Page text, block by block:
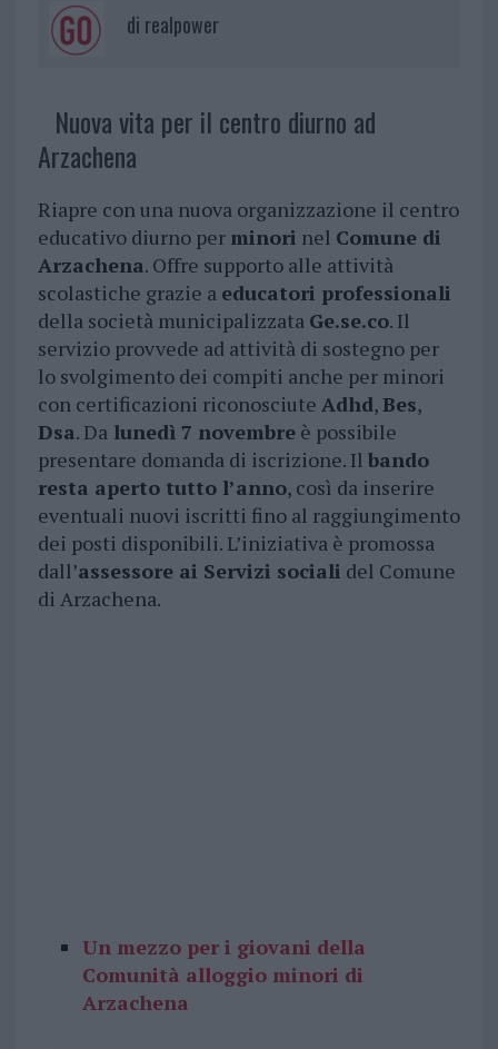
di realpower
Nuova vita per il centro diurno ad
Arzachena
Riapre con una nuova organizzazione il centro
educativo diurno per minori nel Comune di
Arzachena. Offre supporto alle attività
scolastiche grazie a educatori professionali
della società municipalizzata Ge.se.co. Il
servizio provvede ad attività di sostegno per
lo svolgimento dei compiti anche per minori
con certificazioni riconosciute Adhd,Bes,
Dsa. Dalunedì 7 novembreè possibile
presentare domanda di iscrizione. Il bando
resta aperto tutto l’anno, così da inserire
eventuali nuovi iscritti fino al raggiungimento
dei posti disponibili. L’iniziativa è promossa
dall’assessore ai Servizi sociali del Comune
di Arzachena.
Un mezzo per i giovani della
Comunità alloggio minori di
Arzachena